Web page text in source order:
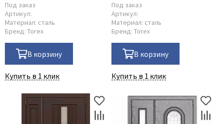
Под заказ
Артикул:
Материал: сталь
Бренд: Torex
В корзину
Купить в 1 клик
Под заказ
Артикул:
Материал: сталь
Бренд: Torex
В корзину
Купить в 1 клик